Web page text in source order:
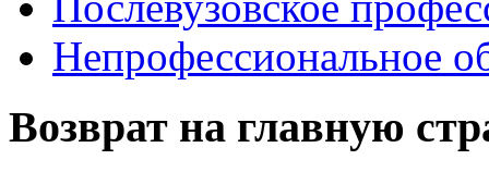
Непрофессиональное
Возврат на главную